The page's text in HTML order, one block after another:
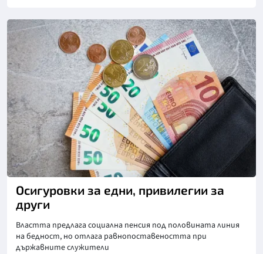
Снимка: БТА
Осигуровки за едни, привилегии за
други
Властта предлага социална пенсия под половината линия
на бедност, но отлага равнопоставеността при
държавните служители